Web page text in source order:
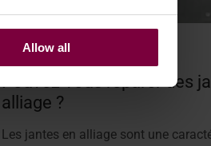
Allow all
15 avril 2026
Pouvez-vous réparer des
alliage ?
Les jantes en alliage sont une